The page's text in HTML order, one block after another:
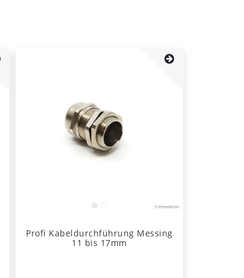
Profi Kabeldurchführung Messing
11 bis 17mm